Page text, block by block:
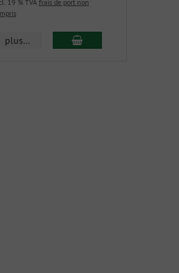
19 % TVAfrais de port non
plus...